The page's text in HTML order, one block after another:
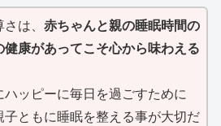
は、 赤ちゃんと親の睡眠時間の
健康があってこそ心から味わえる
ハッピーに毎日を過ごすために
子ともに睡眠を整える事が大切だ